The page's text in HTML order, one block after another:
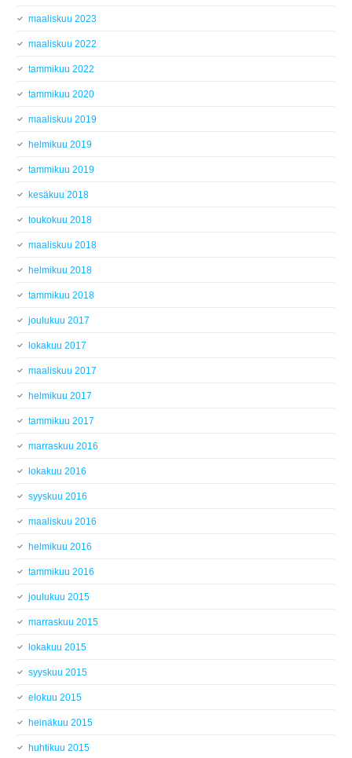
maaliskuu 2023
maaliskuu 2022
tammikuu 2022
tammikuu 2020
maaliskuu 2019
helmikuu 2019
tammikuu 2019
kesäkuu 2018
toukokuu 2018
maaliskuu 2018
helmikuu 2018
tammikuu 2018
joulukuu 2017
lokakuu 2017
maaliskuu 2017
helmikuu 2017
tammikuu 2017
marraskuu 2016
lokakuu 2016
syyskuu 2016
maaliskuu 2016
helmikuu 2016
tammikuu 2016
joulukuu 2015
marraskuu 2015
lokakuu 2015
syyskuu 2015
elokuu 2015
heinäkuu 2015
huhtikuu 2015